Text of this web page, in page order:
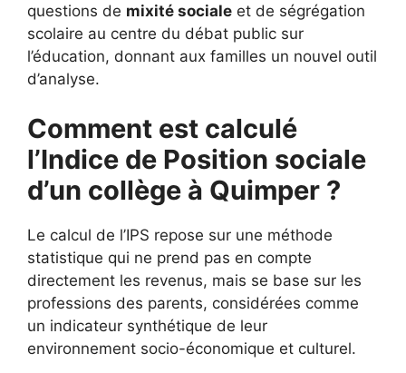
questions de mixité sociale et de ségrégation
scolaire au centre du débat public sur
l’éducation, donnant aux familles un nouvel outil
d’analyse.
Comment est calculé
l’Indice de Position sociale
d’un collège à Quimper ?
Le calcul de l’IPS repose sur une méthode
statistique qui ne prend pas en compte
directement les revenus, mais se base sur les
professions des parents, considérées comme
un indicateur synthétique de leur
environnement socio-économique et culturel.